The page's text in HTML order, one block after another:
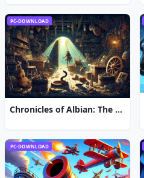
PC-DOWNLOAD
Chronicles of Albian: The Magic Convention
PC-DOWNLOAD